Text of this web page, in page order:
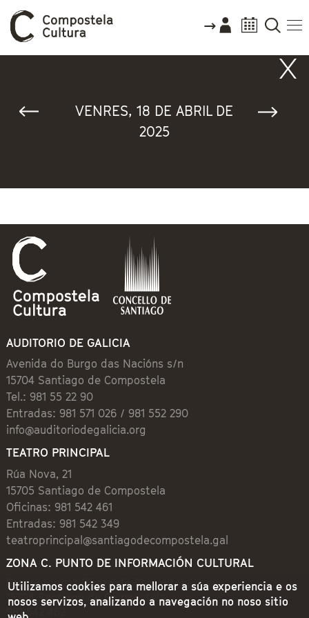
VENRES, 18 DE ABRIL DE
2025
AUDITORIO DE GALICIA
Avenida do Burgo das Nacións s/n
15704 Santiago de Compostela
Tel.: 981 55 22 90
Entradas: 981 571 026 / 981 552 290
info@auditoriodegalicia.org
TEATRO PRINCIPAL
Rúa Nova, 21
15705 Santiago de Compostela
Oficinas: 981 542 461
Entradas: 981 542 349
teatroprincipal@santiagodecompostela.gal
ZONA C. PUNTO DE INFORMACIÓN CULTURAL
Preguntoiro, 1 (Praza de Cervantes)
15704 Santiago de Compostela
981 542 462
Utilizamos cookies para mellorar a súa experiencia e os
nosos servizos, analizando a navegación no noso sitio